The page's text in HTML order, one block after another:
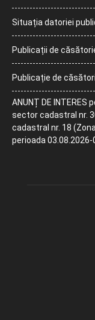
Situația datoriei
Publicații de
Publicație de
ANUNȚ DE
sector cadastral nr.
cadastral nr. 18
perioada 03.08.2026-